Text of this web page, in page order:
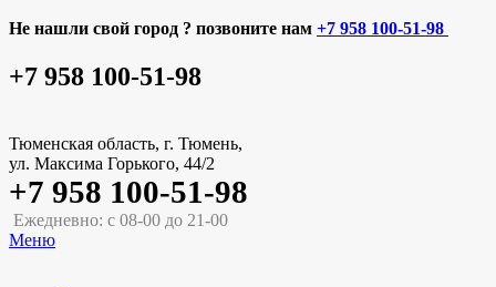
Не нашли свой город ? позвоните нам +7 958 100-51-98
+7 958 100-51-98
Тюменская область, г. Тюмень,
ул. Максима Горького, 44/2
+7 958 100-51-98
Ежедневно: с 08-00 до 21-00
Меню